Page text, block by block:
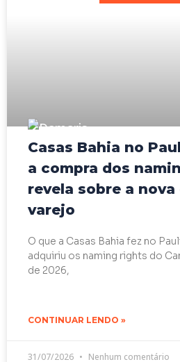
Casas Bahia no
a compra dos
revela sobre a
varejo
O que a Casas Bahia fez no
adquiriu os naming rights do
de 2026,
CONTINUAR LENDO »
31/07/2026 Nenhum comentário